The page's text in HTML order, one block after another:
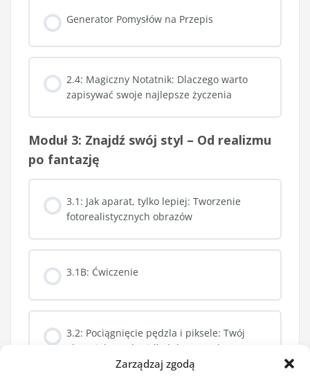
Zarządzaj zgodą
Generator Pomysłów na Przepis
2.4: Magiczny Notatnik: Dlaczego warto
zapisywać swoje najlepsze życzenia
Moduł 3: Znajdź swój styl – Od realizmu
po fantazję
3.1: Jak aparat, tylko lepiej: Tworzenie
fotorealistycznych obrazów
3.1B: Ćwiczenie
3.2: Pociągnięcie pędzla i piksele: Twój
obraz jako malowidło lub rysunek